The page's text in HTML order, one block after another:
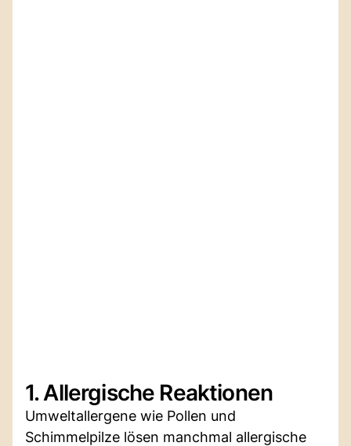
1. Allergische Reaktionen
Umweltallergene wie Pollen und
Schimmelpilze lösen manchmal allergische